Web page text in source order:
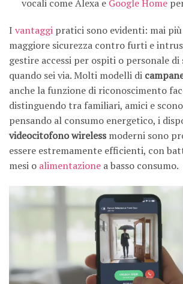
vocali come Alexa e Google Home
I vantaggi pratici sono evidenti: mai più
maggiore sicurezza contro furti e
gestire accessi per ospiti o personale di
quando sei via. Molti modelli di
anche la funzione di riconoscimento
distinguendo tra familiari, amici e
pensando al consumo energetico, i
videocitofono wirelessmoderni sono
essere estremamente efficienti, con
mesi o alimentazione a basso consumo.